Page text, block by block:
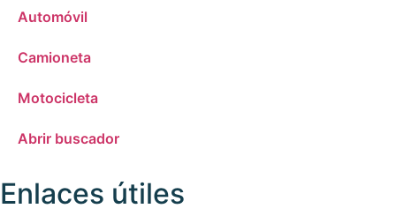
Automóvil
Camioneta
Motocicleta
Abrir buscador
Enlaces útiles